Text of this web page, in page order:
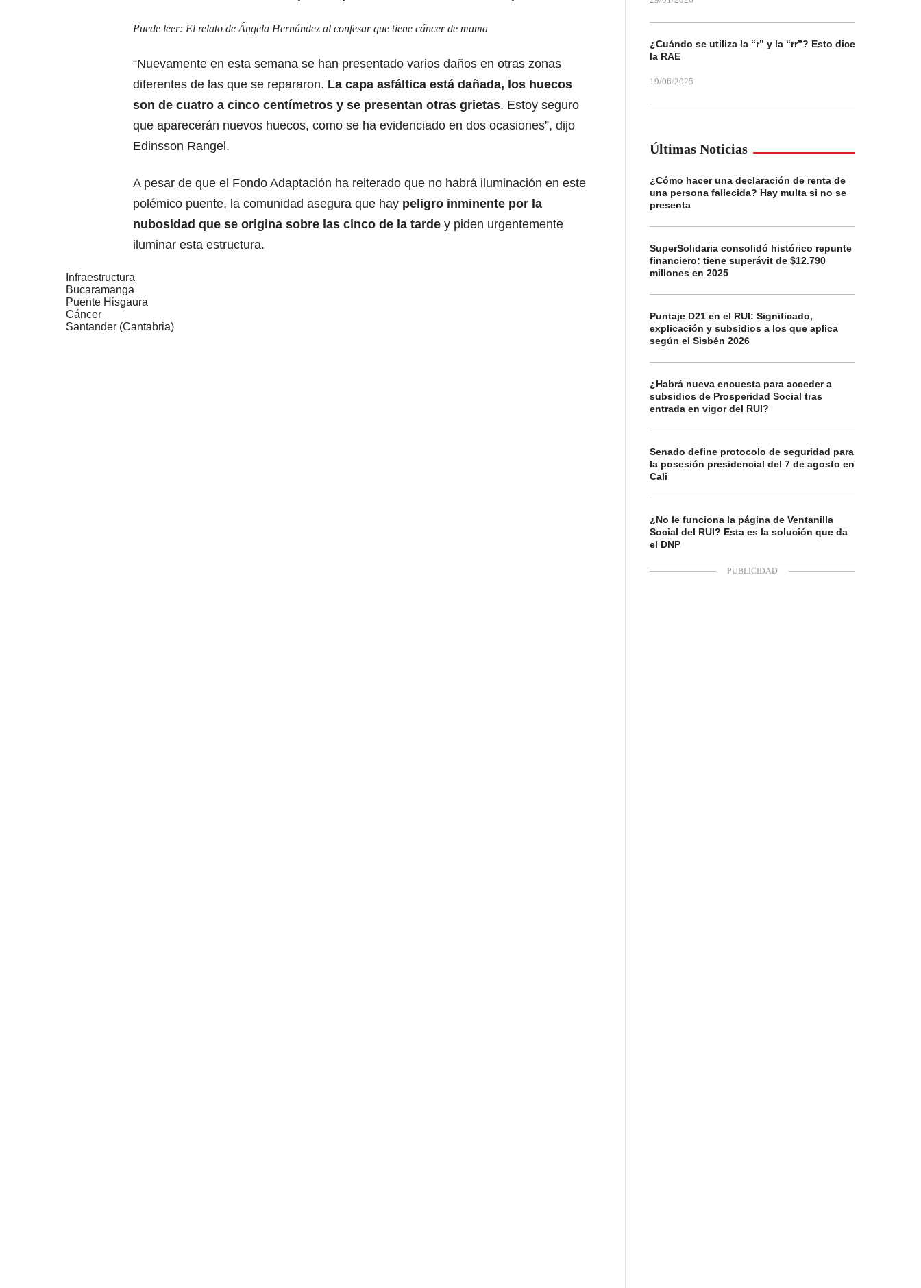
Puede leer: El relato de Ángela Hernández al confesar que tiene cáncer de mama
“Nuevamente en esta semana se han presentado varios daños en otras zonas
diferentes de las que se repararon. La capa asfáltica está dañada, los huecos
son de cuatro a cinco centímetros y se presentan otras grietas. Estoy seguro
que aparecerán nuevos huecos, como se ha evidenciado en dos ocasiones”, dijo
Edinsson Rangel.
A pesar de que el Fondo Adaptación ha reiterado que no habrá iluminación en este
polémico puente, la comunidad asegura que hay peligro inminente por la
nubosidad que se origina sobre las cinco de la tarde y piden urgentemente
iluminar esta estructura.
Infraestructura
Bucaramanga
Puente Hisgaura
Cáncer
Santander (Cantabria)
¿Cuándo se utiliza la “r” y la “rr”? Esto dice
la RAE
19/06/2025
Últimas Noticias
¿Cómo hacer una declaración de renta de
una persona fallecida? Hay multa si no se
presenta
SuperSolidaria consolidó histórico repunte
financiero: tiene superávit de $12.790
millones en 2025
Puntaje D21 en el RUI: Significado,
explicación y subsidios a los que aplica
según el Sisbén 2026
¿Habrá nueva encuesta para acceder a
subsidios de Prosperidad Social tras
entrada en vigor del RUI?
Senado define protocolo de seguridad para
la posesión presidencial del 7 de agosto en
Cali
¿No le funciona la página de Ventanilla
Social del RUI? Esta es la solución que da
el DNP